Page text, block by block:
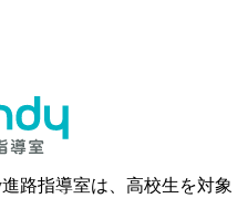
路指導室は、高校生を対象